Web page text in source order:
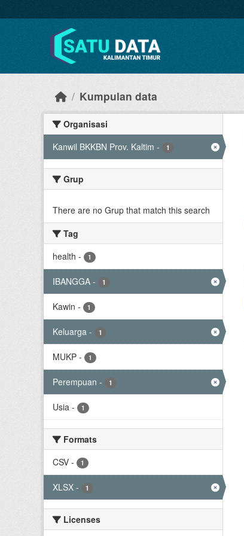
Kumpulan data
Organisasi
Kanwil BKKBN Prov. Kaltim - 1
Grup
There are no Grup that match this search
Tag
health - 1
IBANGGA - 1
Kawin - 1
Keluarga - 1
MUKP - 1
Perempuan - 1
Usia - 1
Formats
CSV - 1
XLSX - 1
Licenses